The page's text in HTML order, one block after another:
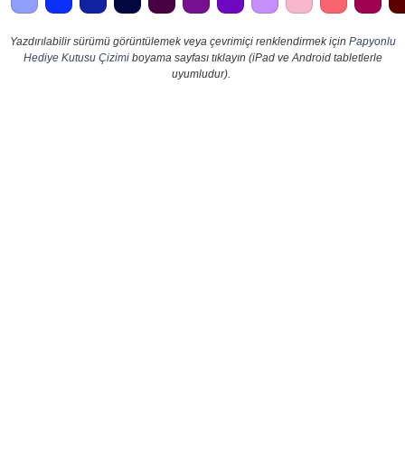
Yazdırılabilir sürümü görüntülemek veya çevrimiçi renklendirmek için Papyonlu
Hediye Kutusu Çizimiboyama sayfası tıklayın (iPad ve Android tabletlerle
uyumludur).